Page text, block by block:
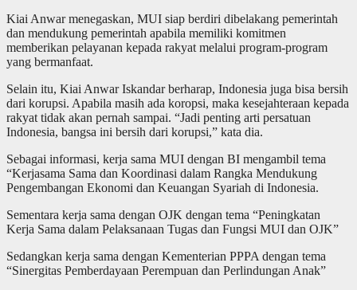
Kiai Anwar menegaskan, MUI siap berdiri dibelakang pemerintah
dan mendukung pemerintah apabila memiliki komitmen
memberikan pelayanan kepada rakyat melalui program-program
yang bermanfaat.
Selain itu, Kiai Anwar Iskandar berharap, Indonesia juga bisa bersih
dari korupsi. Apabila masih ada koropsi, maka kesejahteraan kepada
rakyat tidak akan pernah sampai. “Jadi penting arti persatuan
Indonesia, bangsa ini bersih dari korupsi,” kata dia.
Sebagai informasi, kerja sama MUI dengan BI mengambil tema
“Kerjasama Sama dan Koordinasi dalam Rangka Mendukung
Pengembangan Ekonomi dan Keuangan Syariah di Indonesia.
Sementara kerja sama dengan OJK dengan tema “Peningkatan
Kerja Sama dalam Pelaksanaan Tugas dan Fungsi MUI dan OJK”
Sedangkan kerja sama dengan Kementerian PPPA dengan tema
“Sinergitas Pemberdayaan Perempuan dan Perlindungan Anak”